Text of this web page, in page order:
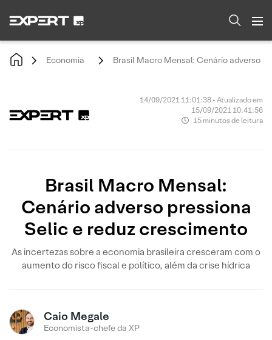
Economia Brasil Macro Mensal: Cenário adverso
14/09/2021 11:01:38 • Atualizado em
15/09/2021 10:41:56
15 minutos de leitura
Brasil Macro Mensal:
Cenário adverso pressiona
Selic e reduz crescimento
As incertezas sobre a economia brasileira cresceram com o
aumento do risco fiscal e político, além da crise hídrica
Caio Megale
Economista-chefe da XP